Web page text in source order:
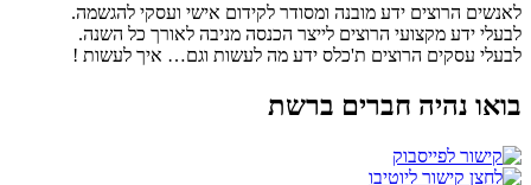
לאנשים הרוצים ידע מובנה ומסודר לקידום אישי ועסקי להגשמה.
לבעלי ידע מקצועי הרוצים לייצר הכנסה מניבה לאורך כל השנה.
לבעלי עסקים הרוצים ת'כלס ידע מה לעשות וגם… איך לעשות !
בואו נהיה חברים ברשת